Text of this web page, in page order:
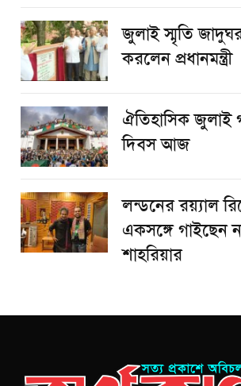
জুলাই স্মৃতি
করলেন প্রধানমন্ত্রী
ঐতিহাসিক জুলাই
দিবস আজ
লন্ডনের রয়্যাল
একসঙ্গে গাইছেন
শাহরিয়ার